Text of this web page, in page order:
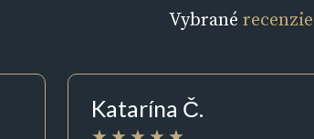
Vybrané recenzie
Katarína Č.